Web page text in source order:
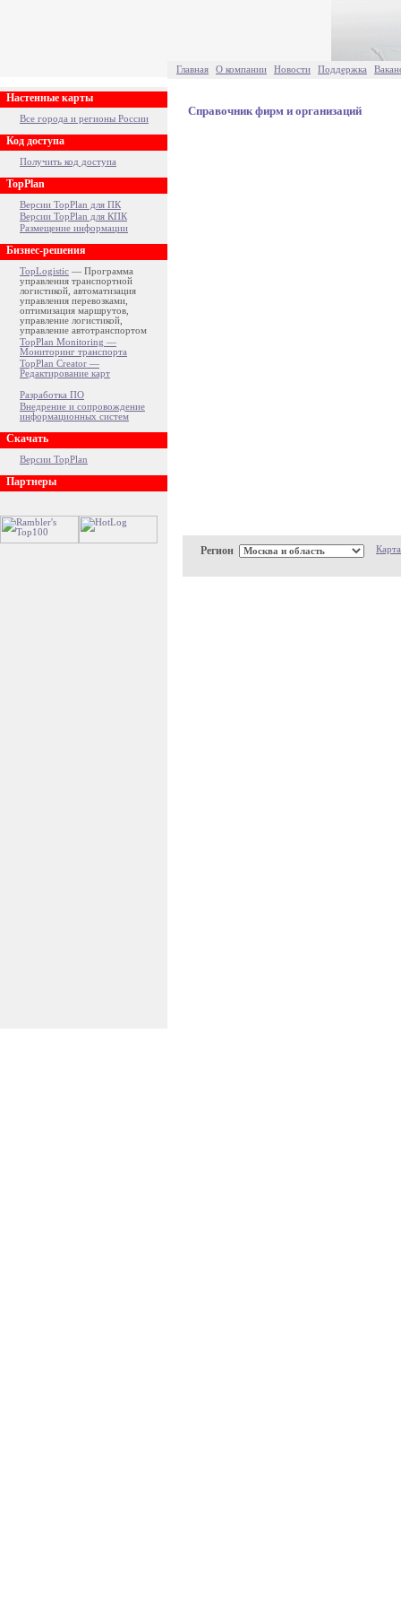
Главная О компании Новости Поддержка
Настенные карты
Все города и регионы России
Код доступа
Получить код доступа
TopPlan
Версии TopPlan для ПК
Версии TopPlan для КПК
Размещение информации
Бизнес-решения
TopLogistic — Программа
управления транспортной
логистикой, автоматизация
управления перевозками,
оптимизация маршрутов,
управление логистикой,
управление автотранспортом
TopPlan Monitoring —
Мониторинг транспорта
TopPlan Creator —
Редактирование карт
Разработка ПО
Внедрение и сопровождение
информационных систем
Скачать
Версии TopPlan
Партнеры
Справочник фирм и организаций
Регион Карта